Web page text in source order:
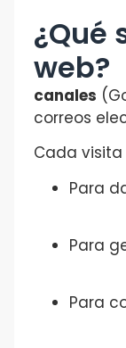
¿Qué
web?
canales
correos
Cada
Para
Para
Para